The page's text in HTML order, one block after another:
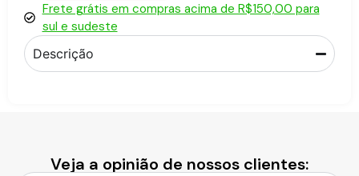
Frete grátis em compras acima de R$150,00 para
sul e sudeste
Descrição
Veja a opinião de nossos clientes: